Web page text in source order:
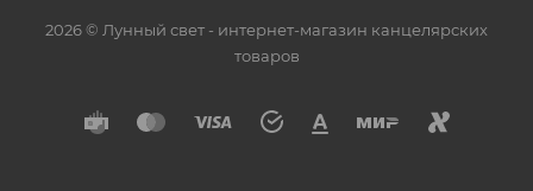
2026 © Лунный свет - интернет-магазин канцелярских
товаров